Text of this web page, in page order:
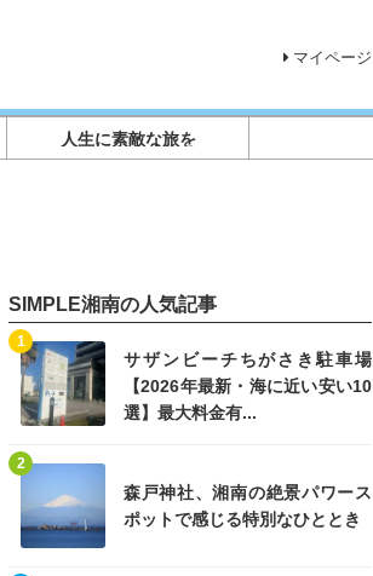
マイページ
人生に素敵な旅を
SIMPLE湘南の人気記事
サザンビーチちがさき駐車場
【2026年最新・海に近い安い10
選】最大料金有...
1
森戸神社、湘南の絶景パワース
ポットで感じる特別なひととき
2